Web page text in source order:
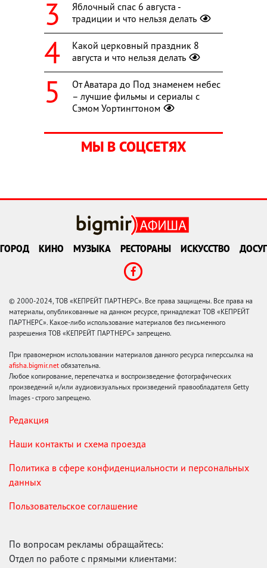
Яблочный спас 6 августа -
традиции и что нельзя делать
Какой церковный праздник 8
августа и что нельзя делать
От Аватара до Под знаменем небес
– лучшие фильмы и сериалы с
Сэмом Уортингтоном
МЫ В СОЦСЕТЯХ
ГОРОД КИНО МУЗЫКА РЕСТОРАНЫ ИСКУССТВО ДОСУГ
© 2000-2024, ТОВ «КЕПРЕЙТ ПАРТНЕРС». Все права защищены. Все права на
материалы, опубликованные на данном ресурсе, принадлежат ТОВ «КЕПРЕЙТ
ПАРТНЕРС». Какое-либо использование материалов без письменного
разрешения ТОВ «КЕПРЕЙТ ПАРТНЕРС» запрещено.
При правомерном использовании материалов данного ресурса гиперссылка на
afisha.bigmir.net обязательна.
Любое копирование, перепечатка и воспроизведение фотографических
произведений и/или аудиовизуальных произведений правообладателя Getty
Images - строго запрещено.
Редакция
Наши контакты и схема проезда
Политика в сфере конфиденциальности и персональных
данных
Пользовательское соглашение
По вопросам рекламы обращайтесь:
Отдел по работе с прямыми клиентами: